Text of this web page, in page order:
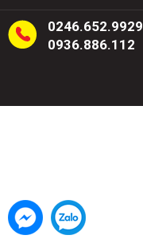
0246.652.9929
0936.886.112